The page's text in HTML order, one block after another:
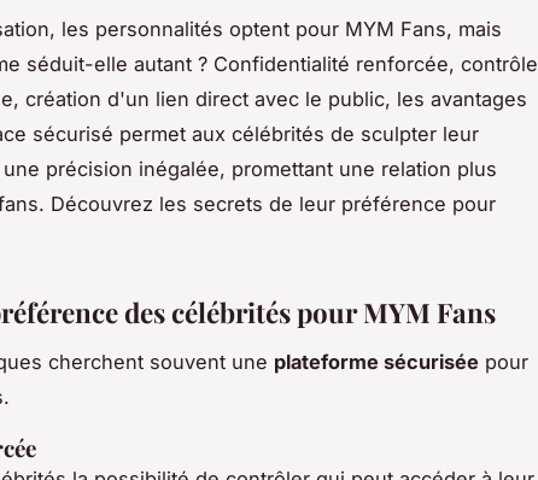
les personnalités optent pour MYM Fans, mais
séduit-elle autant ? Confidentialité renforcée, contrôle
création d'un lien direct avec le public, les avantages
sécurisé permet aux célébrités de sculpter leur
précision inégalée, promettant une relation plus
Découvrez les secrets de leur préférence pour
des célébrités pour MYM Fans
cherchent souvent une plateforme sécurisée pour